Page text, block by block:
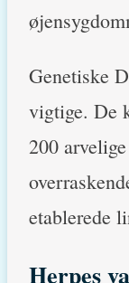
Genetiske
vigtige. De
200
etablerede
Herpes